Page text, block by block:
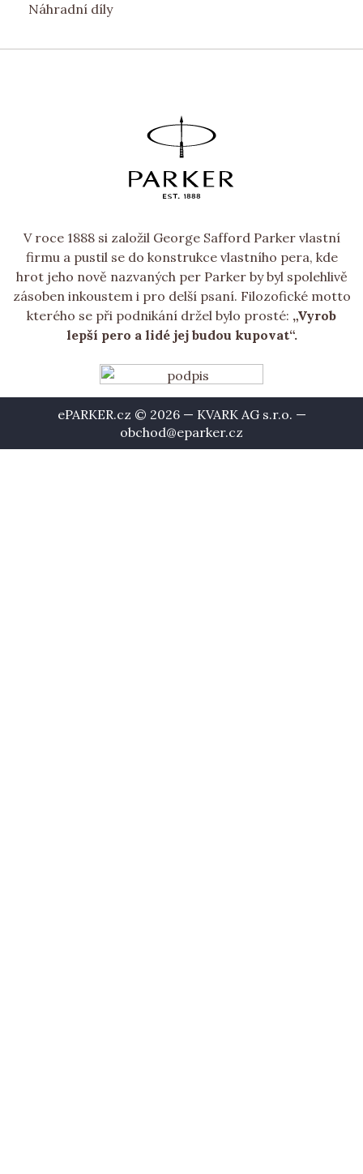
Náhradní díly
V roce 1888 si založil George Safford Parker vlastní
firmu a pustil se do konstrukce vlastního pera, kde
hrot jeho nově nazvaných per Parker by byl spolehlivě
zásoben inkoustem i pro delší psaní. Filozofické motto
kterého se při podnikání držel bylo prosté: „Vyrob
lepší pero a lidé jej budou kupovat“.
ePARKER.cz © 2026 — KVARK AG s.r.o. —
obchod@eparker.cz